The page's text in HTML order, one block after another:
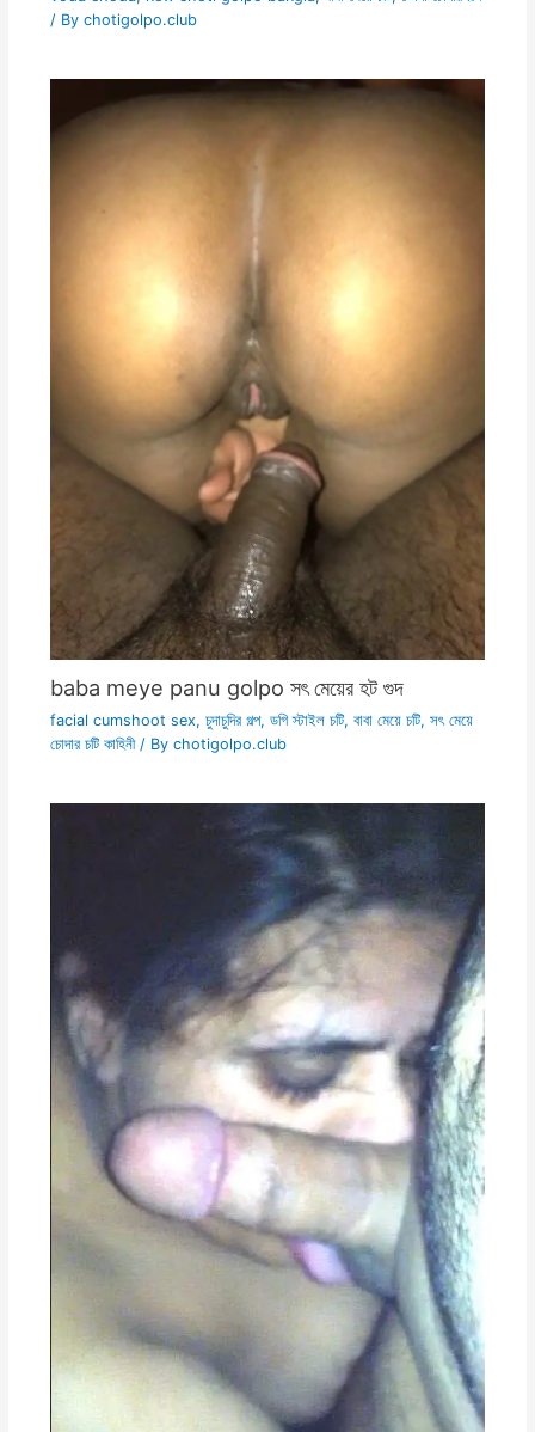
/ By chotigolpo.club
baba meye panu golpo সৎ মেয়ের হট গুদ
facial cumshoot sex, চুদাচুদির গল্প, ডগি স্টাইল চটি, বাবা মেয়ে চটি, সৎ মেয়ে
চোদার চটি কাহিনী/ By chotigolpo.club